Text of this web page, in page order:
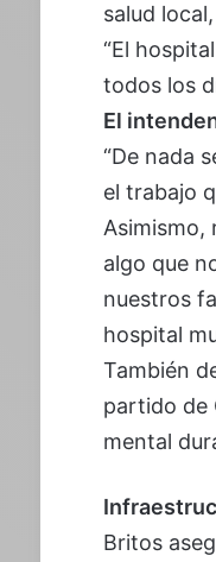
salud
“El
todos los
El
“De nada
el trabajo
Asimismo,
algo que
nuestros
hospital
También
partido de
mental
Britos